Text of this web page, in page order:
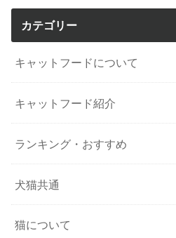
カテゴリー
キャットフードについて
キャットフード紹介
ランキング・おすすめ
犬猫共通
猫について